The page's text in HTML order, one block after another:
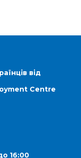
від
Centre
16:00